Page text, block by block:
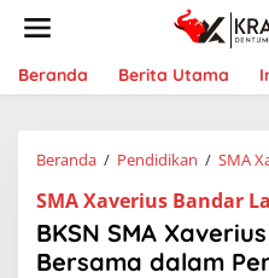
t
Beranda Berita Utama
Beranda / Pendidikan / SMA
SMA Xaverius Bandar
BKSN SMA
Bersama dalam